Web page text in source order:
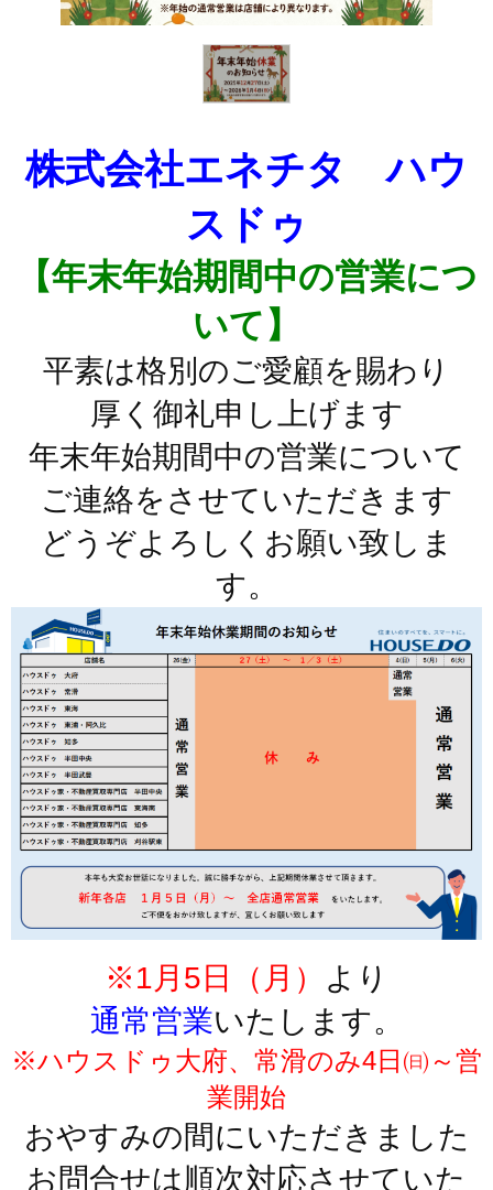
株式会社エネチタ ハウ
スドゥ
【年末年始期間中の営業につ
いて】
平素は格別のご愛顧を賜わり
厚く御礼申し上げます
年末年始期間中の営業について
ご連絡をさせていただきます
どうぞよろしくお願い致しま
す。
※1月5日（月） より
通常営業いたします。
※ハウスドゥ大府、常滑のみ4日㈰～営
業開始
おやすみの間にいただきました
お問合せは順次対応させていた